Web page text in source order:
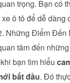
trọng. Bạn có
ô tô để dễ dàng
Những Điểm Đến
tâm đến
bạn tìm hiểu
bắt đầu. Đó